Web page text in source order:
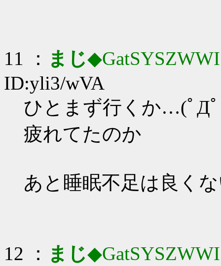
11 ： まじ◆GatSYSZWWI
ID:yli3/wVA
ひとまず行くか…(ﾟД
疲れてたのか
あと睡眠不足は良く
12 ： まじ◆GatSYSZWWI